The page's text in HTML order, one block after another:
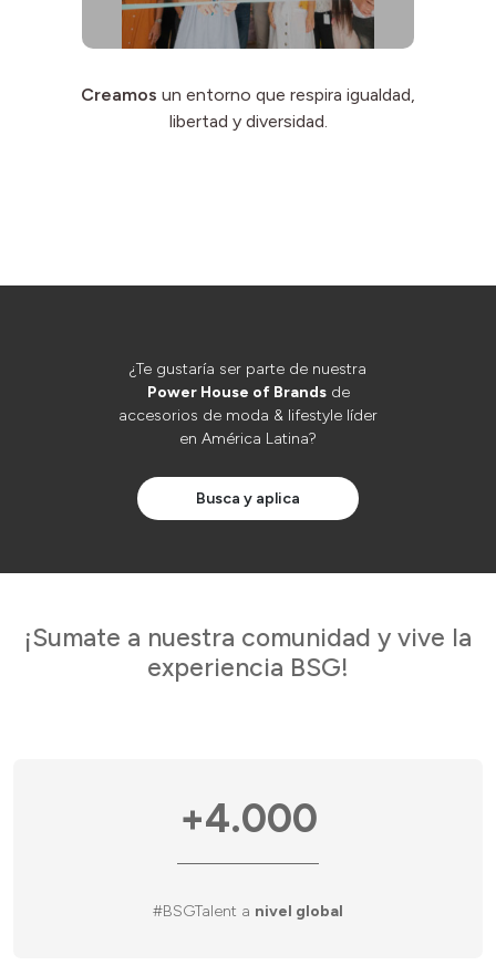
Creamos un entorno que respira igualdad,
libertad y diversidad.
¿Te gustaría ser parte de nuestra
Power House of Brandsde
accesorios de moda & lifestyle líder
en América Latina?​
Busca y aplica
¡Sumate a nuestra comunidad y vive la
experiencia BSG!
+4.000
#BSGTalent a nivel global